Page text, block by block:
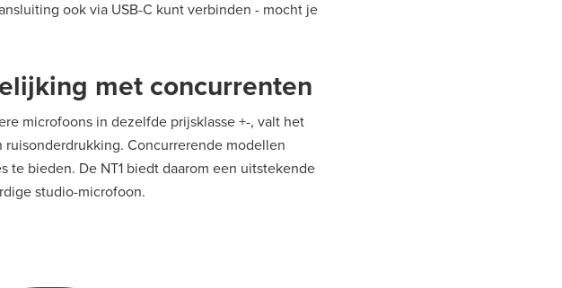
ook via USB-C kunt verbinden - mocht je
met concurrenten
microfoons in dezelfde prijsklasse +-, valt het
Concurrerende modellen
bieden. De NT1 biedt daarom een uitstekende
studio-microfoon.